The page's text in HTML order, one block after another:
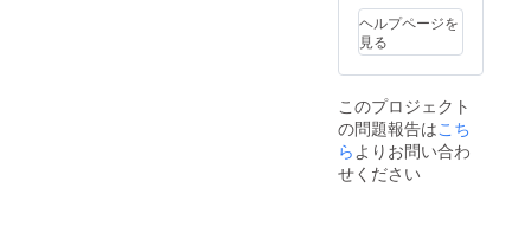
でおり
ます。
ヘルプページを
見る
このプロジェクト
の問題報告はこち
らよりお問い合わ
せください